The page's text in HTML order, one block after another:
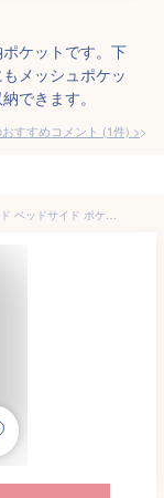
ケットです。下
メッシュポケッ
できます。
すすめコメント (1件) >
ベビーベッド収納ポケット オムツ 収納 ベビーベッド ベッドサイド ポケット オーガナイザー まとめる 子供部屋収納 おむつポーチ サイドポーチ 大容量 吊り袋 オムツストッカー おもちゃ おむつ収納袋 片付け 多機能 哺乳瓶 おむつ収納 おむつポケット 小物入れ